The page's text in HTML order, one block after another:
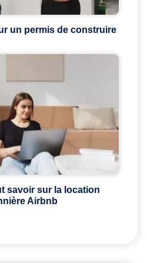
un permis de construire
savoir sur la location
Airbnb